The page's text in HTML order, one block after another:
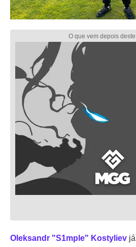
Oleksandr "S1mple" Kostyliev